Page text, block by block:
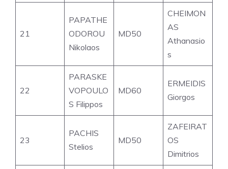
21
PAPATHE
ODOROU
Nikolaos
MD50
CHEIMON
AS
Athanasio
s
22
PARASKE
VOPOULO
S Filippos
MD60
ERMEIDIS
Giorgos
23
PACHIS
Stelios
MD50
ZAFEIRAT
OS
Dimitrios